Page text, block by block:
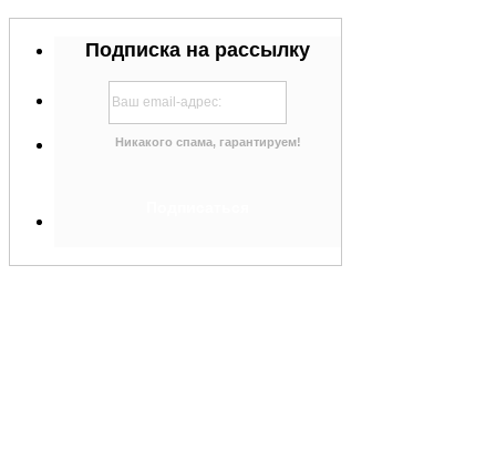
Подписка на рассылку
Никакого спама, гарантируем!